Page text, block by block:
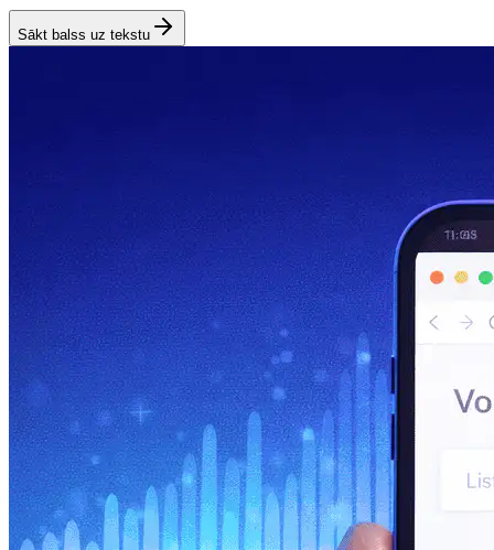
Sākt balss uz tekstu